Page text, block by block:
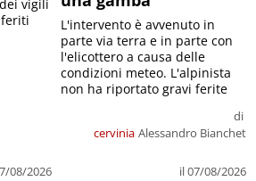
08/2026
vigili
cervinia
di
Alessandro Bianchet
il 07/08/2026
L'intervento è avvenuto in
parte via terra e in parte con
l'elicottero a causa delle
condizioni meteo. L'alpinista
non ha riportato gravi ferite